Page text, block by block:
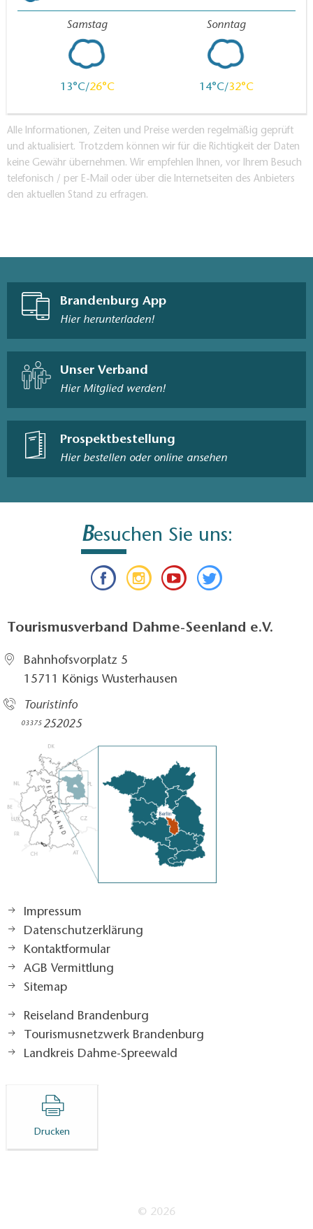
Samstag
13 26
Sonntag
14 32
Alle Informationen, Zeiten und Preise werden regelmäßig geprüft
und aktualisiert. Trotzdem können wir für die Richtigkeit der Daten
keine Gewähr übernehmen. Wir empfehlen Ihnen, vor Ihrem Besuch
telefonisch / per E-Mail oder über die Internetseiten des Anbieters
den aktuellen Stand zu erfragen.
Brandenburg App
Hier herunterladen!
Unser Verband
Hier Mitglied werden!
Prospektbestellung
Hier bestellen oder online ansehen
Besuchen Sie uns:
Tourismusverband Dahme-Seenland e.V.
Bahnhofsvorplatz 5​
15711 Königs Wusterhausen
Touristinfo
03375252025​
Impressum
Datenschutzerklärung
Kontaktformular
AGB Vermittlung
Sitemap
Reiseland Brandenburg
Tourismusnetzwerk Brandenburg
Landkreis Dahme-Spreewald
Drucken
© 2026